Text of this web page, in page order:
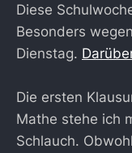
Diese
Besonders
Dienstag.
Die ersten
Mathe stehe ich
Schlauch.